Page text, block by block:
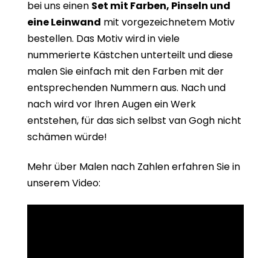
bei uns einen Set mit Farben, Pinseln und
eine Leinwand mit vorgezeichnetem Motiv
bestellen. Das Motiv wird in viele
nummerierte Kästchen unterteilt und diese
malen Sie einfach mit den Farben mit der
entsprechenden Nummern aus. Nach und
nach wird vor Ihren Augen ein Werk
entstehen, für das sich selbst van Gogh nicht
schämen würde!
Mehr über Malen nach Zahlen erfahren Sie in
unserem Video: